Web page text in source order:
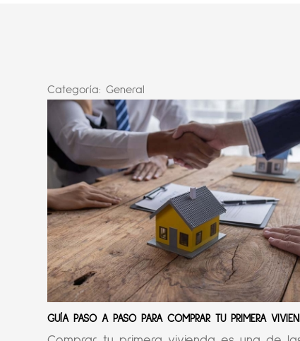
Categoría: General
GUÍA PASO A PASO PARA COMPRAR TU PRIMERA